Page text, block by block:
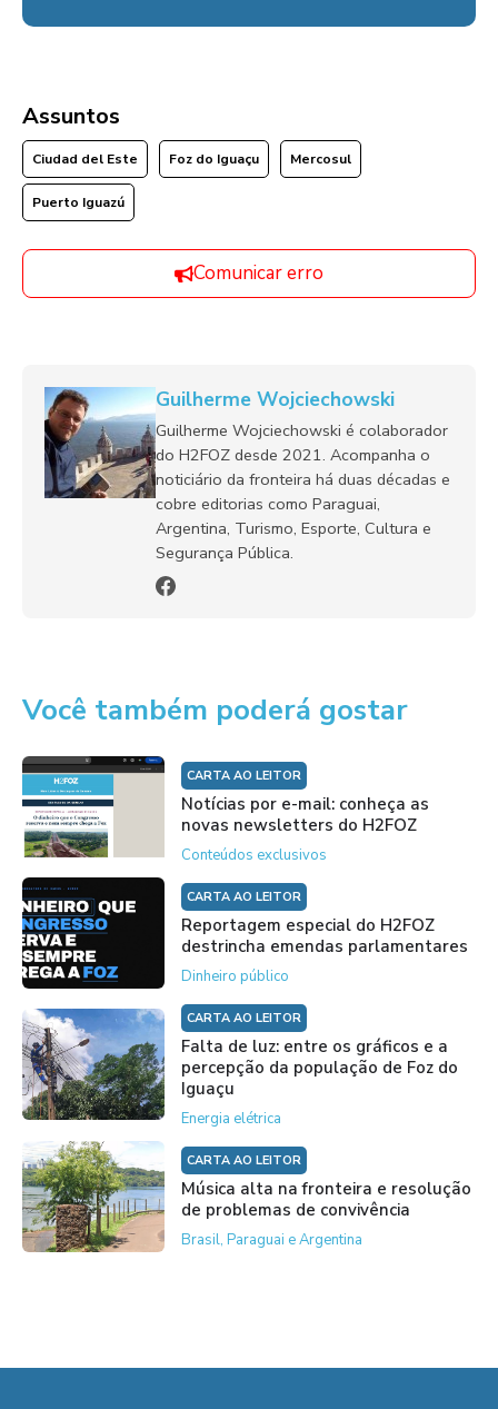
Assuntos
Ciudad del Este Foz do Iguaçu Mercosul
Puerto Iguazú
Comunicar erro
Guilherme Wojciechowski
Guilherme Wojciechowski é colaborador
do H2FOZ desde 2021. Acompanha o
noticiário da fronteira há duas décadas e
cobre editorias como Paraguai,
Argentina, Turismo, Esporte, Cultura e
Segurança Pública.
Você também poderá gostar
CARTA AO LEITOR
Notícias por e-mail: conheça as
novas newsletters do H2FOZ
Conteúdos exclusivos
CARTA AO LEITOR
Reportagem especial do H2FOZ
destrincha emendas parlamentares
Dinheiro público
CARTA AO LEITOR
Falta de luz: entre os gráficos e a
percepção da população de Foz do
Iguaçu
Energia elétrica
CARTA AO LEITOR
Música alta na fronteira e resolução
de problemas de convivência
Brasil, Paraguai e Argentina